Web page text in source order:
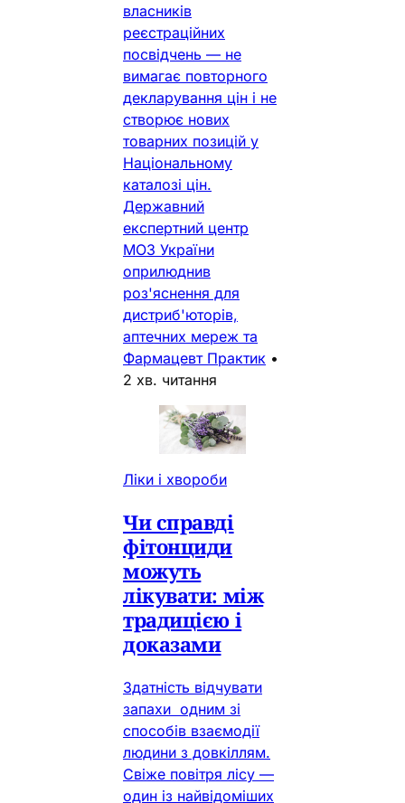
власників
реєстраційних
посвідчень — не
вимагає повторного
декларування цін і не
створює нових
товарних позицій у
Національному
каталозі цін.
Державний
експертний центр
МОЗ України
оприлюднив
роз'яснення для
дистриб'юторів,
аптечних мереж та
Фармацевт Практик •
2 хв. читання
Ліки і хвороби
Чи справді
фітонциди
можуть
лікувати: між
традицією і
доказами
Здатність відчувати
запахи одним зі
способів взаємодії
людини з довкіллям.
Свіже повітря лісу —
один із найвідоміших